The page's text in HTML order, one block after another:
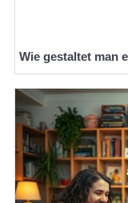
Wie gestaltet man